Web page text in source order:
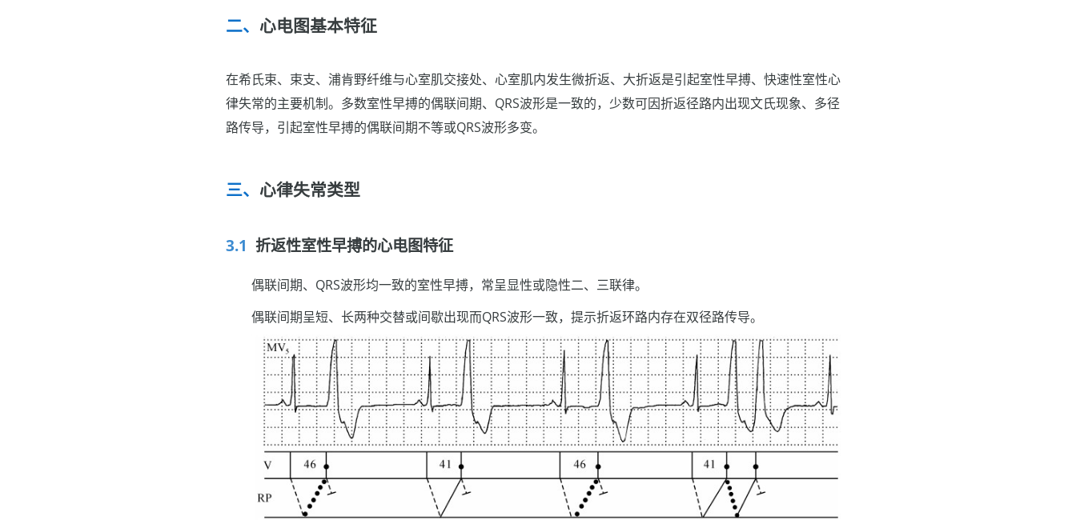
心电图基本特征
在希氏束、束支、浦肯野纤维与心室肌交接处、心室肌内发生微折返、大折返是引起室性早搏、快速性室性心
律失常的主要机制。多数室性早搏的偶联间期、QRS波形是一致的，少数可因折返径路内出现文氏现象、多径
路传导，引起室性早搏的偶联间期不等或QRS波形多变。
心律失常类型
折返性室性早搏的心电图特征
偶联间期、QRS波形均一致的室性早搏，常呈显性或隐性二、三联律。
偶联间期呈短、长两种交替或间歇出现而QRS波形一致，提示折返环路内存在双径路传导。